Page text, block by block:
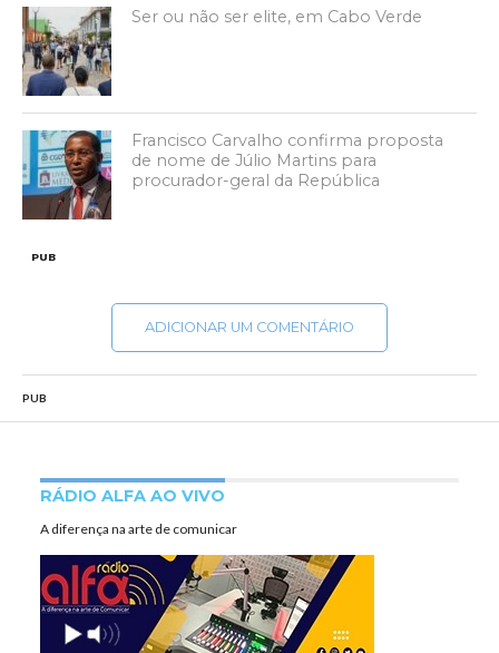
Ser ou não ser elite, em Cabo Verde
Francisco Carvalho confirma proposta
de nome de Júlio Martins para
procurador-geral da República
PUB
ADICIONAR UM COMENTÁRIO
PUB
RÁDIO ALFA AO VIVO
A diferença na arte de comunicar